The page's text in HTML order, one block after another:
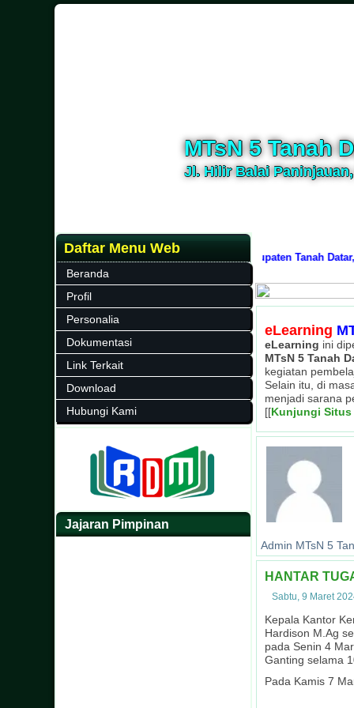
MTsN 5 Tanah
Jl. Hilir Balai
Daftar Menu Web
Beranda
Profil
Personalia
Dokumentasi
Link Terkait
Download
Hubungi Kami
Jajaran Pimpinan
MTs Negeri 5 Tanah Datar, Kabupaten Tanah Datar,
eLearning
eLearning ini
MTsN 5 Tanah
kegiatan
Selain itu, di
menjadi sarana
[[Kunjungi Situs
Admin MTsN 5
HANTAR
Sabtu, 9 Maret
Kepala Kantor
Hardison M.Ag
pada Senin 4
Ganting selama
Pada Kamis 7